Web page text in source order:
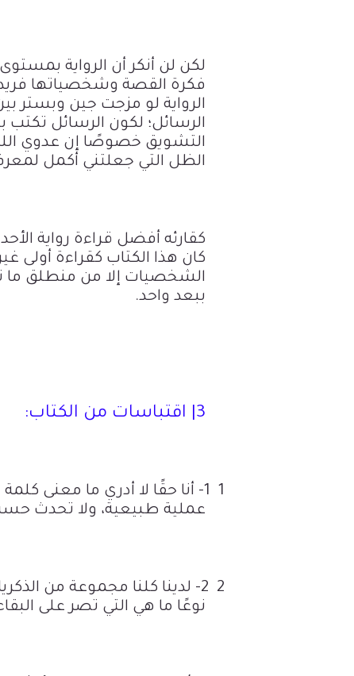
لكن لن أنكر أن الرواية
فكرة القصة وشخصياتها
الرواية لو مزجت جين وبستر
الرسائل؛ لكون الرسائل
التشويق خصوصًا إن عدوي
الظل التي جعلتني أكمل
كقارئه أفضل قراءة رواية
كان هذا الكتاب كقراءة أولى
الشخصيات إلا من منطلق ما
ببعد واحد.
3| اقتباسات من الكتاب:
1 1- أنا حقًا لا أدري ما معنى كلمة
عملية طبيعية، ولا تحدث
2 2-
لدينا كلنا مجموعة من
نوعًا ما هي التي تصر على